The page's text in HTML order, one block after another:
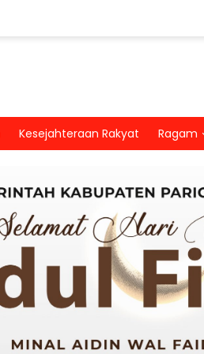
Kesejahteraan Rakyat Ragam